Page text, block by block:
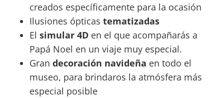
creados específicamente para la ocasión
Ilusiones ópticas tematizadas
El simular 4Den el que acompañarás a
Papá Noel en un viaje muy especial.
Gran decoración navideña en todo el
museo, para brindaros la atmósfera más
especial posible